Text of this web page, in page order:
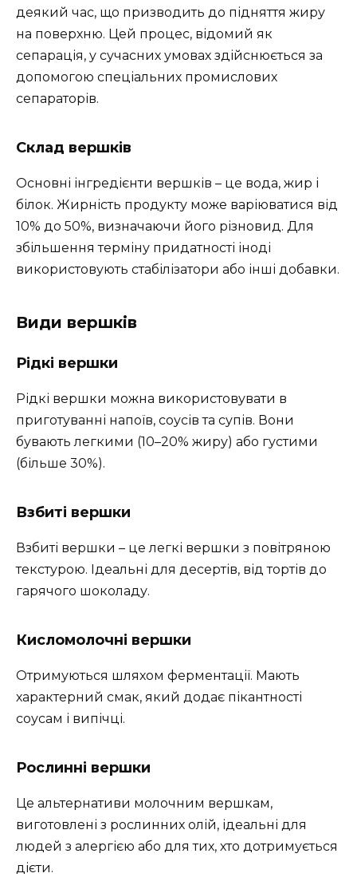
деякий час, що призводить до підняття жиру
на поверхню. Цей процес, відомий як
сепарація, у сучасних умовах здійснюється за
допомогою спеціальних промислових
сепараторів.
Склад вершків
Основні інгредієнти вершків – це вода, жир і
білок. Жирність продукту може варіюватися від
10% до 50%, визначаючи його різновид. Для
збільшення терміну придатності іноді
використовують стабілізатори або інші добавки.
Види вершків
Рідкі вершки
Рідкі вершки можна використовувати в
приготуванні напоїв, соусів та супів. Вони
бувають легкими (10–20% жиру) або густими
(більше 30%).
Взбиті вершки
Взбиті вершки – це легкі вершки з повітряною
текстурою. Ідеальні для десертів, від тортів до
гарячого шоколаду.
Кисломолочні вершки
Отримуються шляхом ферментації. Мають
характерний смак, який додає пікантності
соусам і випічці.
Рослинні вершки
Це альтернативи молочним вершкам,
виготовлені з рослинних олій, ідеальні для
людей з алергією або для тих, хто дотримується
дієти.